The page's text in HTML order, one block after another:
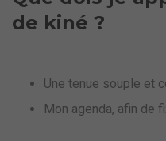
de kiné ?
Une tenue souple et
Mon agenda, afin de